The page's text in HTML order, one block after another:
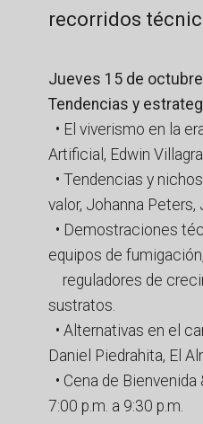
recorridos
Jueves 15 de
Tendencias y
• El viverismo en la
Artificial, Edwin
• Tendencias y
valor, Johanna
• Demostraciones
equipos de fumigación,
reguladores de
sustratos.
• Alternativas en el
Daniel Piedrahita, El
• Cena de
7:00 p.m. a 9:30 p.m.